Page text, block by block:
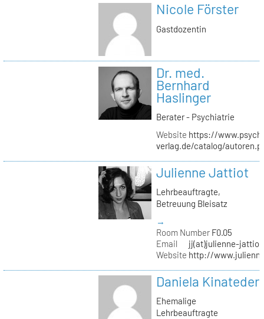
Nicole Förster
Gastdozentin
Dr. med.
Bernhard
Haslinger
Berater - Psychiatrie
Website https://
verlag.de/catalog/
Julienne Jattiot
Lehrbeauftragte,
Betreuung Bleisatz
→
Room NumberF0.05
Email
jj(at)julienne-
Website http://
Daniela Kinateder
Ehemalige
Lehrbeauftragte